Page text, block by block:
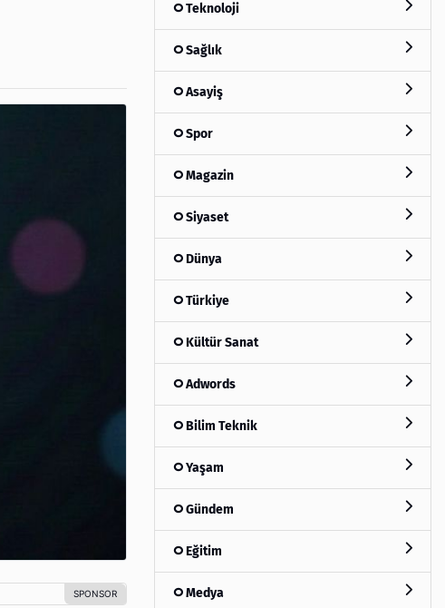
Teknoloji
Sağlık
Asayiş
Spor
Magazin
Siyaset
Dünya
Türkiye
Kültür Sanat
Adwords
Bilim Teknik
Yaşam
Gündem
Eğitim
Medya